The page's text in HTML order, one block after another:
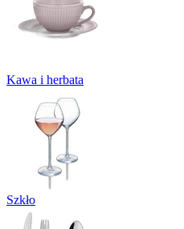
Kawa i herbata
Szkło